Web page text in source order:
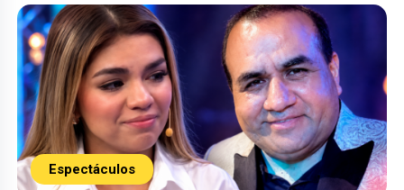
Espectáculos